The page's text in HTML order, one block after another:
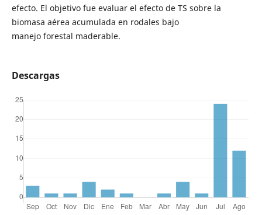
efecto. El objetivo fue evaluar el efecto de TS sobre la
biomasa aérea acumulada en rodales bajo
manejo forestal maderable.
Descargas